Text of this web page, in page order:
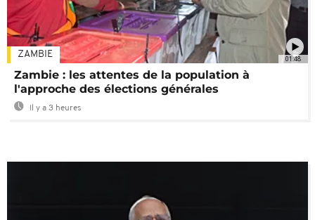
01:48
ZAMBIE
Zambie : les attentes de la population à
l'approche des élections générales
Il y a 3 heures